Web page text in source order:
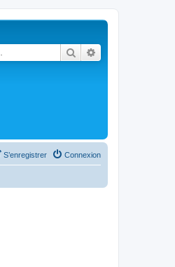
Rechercher
Connexion
S’enregistrer